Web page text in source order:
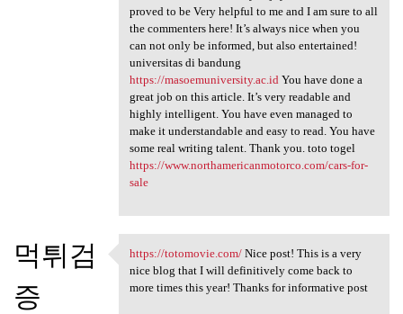
proved to be Very helpful to me and I am sure to all
the commenters here! It’s always nice when you
can not only be informed, but also entertained!
universitas di bandung
https://masoemuniversity.ac.idYou have done a
great job on this article. It’s very readable and
highly intelligent. You have even managed to
make it understandable and easy to read. You have
some real writing talent. Thank you. toto togel
https://www.northamericanmotorco.com/cars-for-
sale
먹튀검
증
https://totomovie.com/ Nice
https://totomovie.com/Nice post! This is a very
nice blog that I will definitively come back to
more times this year! Thanks for informative post